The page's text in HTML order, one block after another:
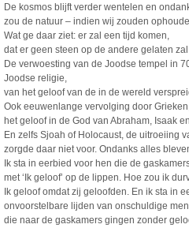
De kosmos blijft verder wentelen en
zou de natuur – indien wij zouden
Wat ge daar ziet: er zal een tijd komen,
dat er geen steen op de andere gelaten
De verwoesting van de Joodse tempel in
Joodse religie,
van het geloof van de in de wereld
Ook eeuwenlange vervolging door
het geloof in de God van Abraham, Isaak
En zelfs Sjoah of Holocaust, de uitroeiing
zorgde daar niet voor. Ondanks alles
Ik sta in eerbied voor hen die de
met ‘Ik geloof’ op de lippen. Hoe zou ik
Ik geloof omdat zij geloofden. En ik sta in
onvoorstelbare lijden van onschuldige
die naar de gaskamers gingen zonder